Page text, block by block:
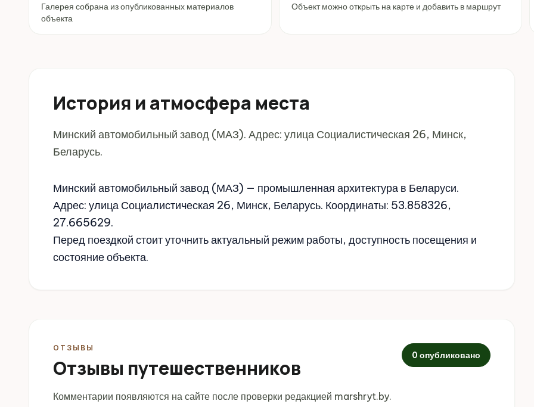
Галерея собрана из опубликованных материалов
объекта
Объект можно открыть на карте и добавить в маршрут
История и атмосфера места
Минский автомобильный завод (МАЗ). Адрес: улица Социалистическая 26, Минск,
Беларусь.
Минский автомобильный завод (МАЗ) — промышленная архитектура в Беларуси.
Адрес: улица Социалистическая 26, Минск, Беларусь. Координаты: 53.858326,
27.665629.
Перед поездкой стоит уточнить актуальный режим работы, доступность посещения и
состояние объекта.
ОТЗЫВЫ
Отзывы путешественников
0 опубликовано
Комментарии появляются на сайте после проверки редакцией marshryt.by.